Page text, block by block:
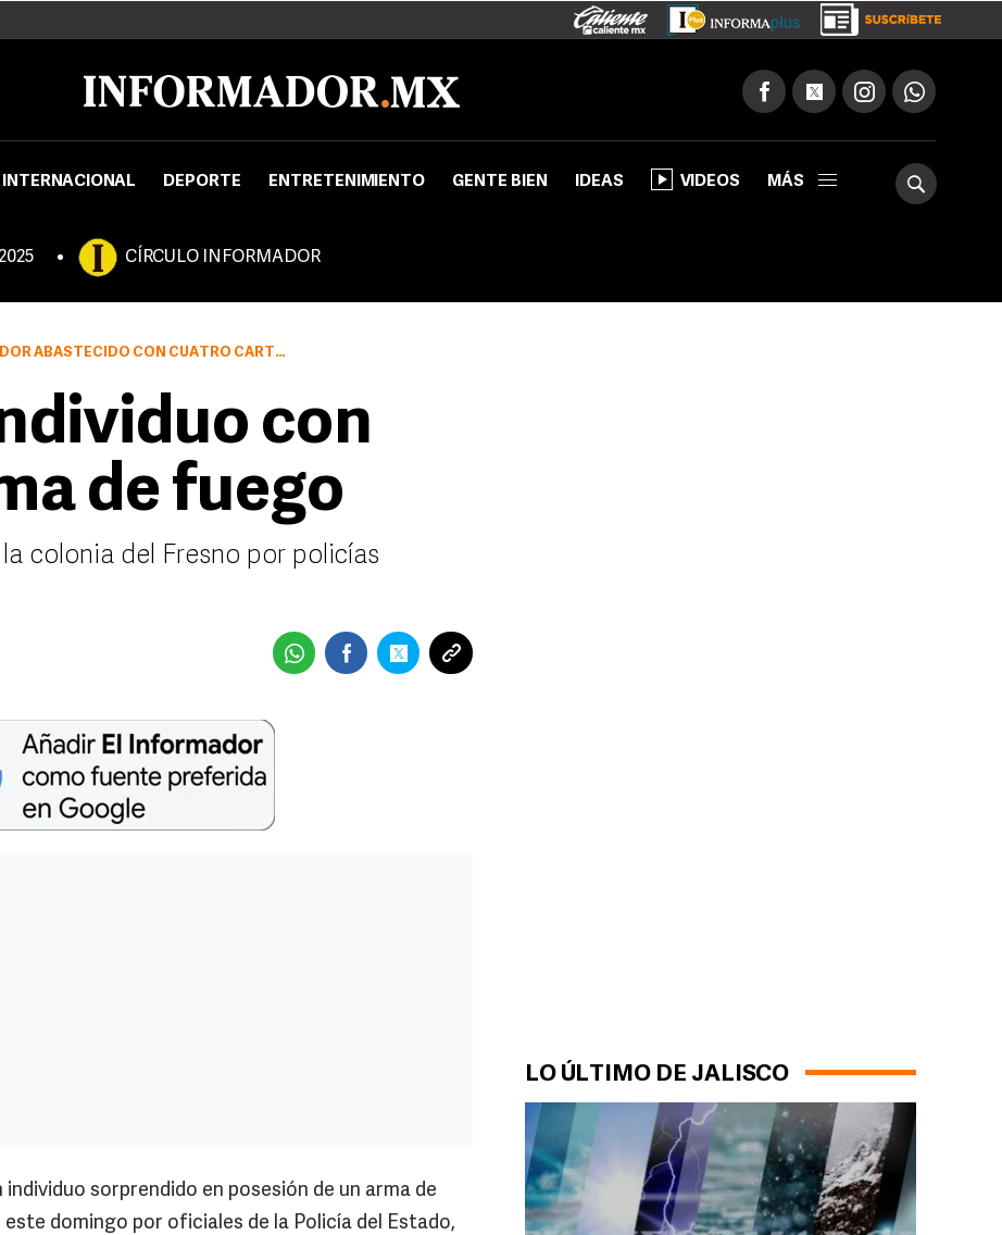
INTERNACIONAL DEPORTE ENTRETENIMIENTO GENTE BIEN IDEAS VIDEOS MÁS
CÍRCULO INFORMADOR
LO ÚLTIMO DE JALISCO
CON CUATRO CARTUCHOS ÚTILES AL CALIBRE
con
de fuego
colonia del Fresno por policías
individuo sorprendido en posesión de un arma de
domingo por oficiales de la Policía del Estado,